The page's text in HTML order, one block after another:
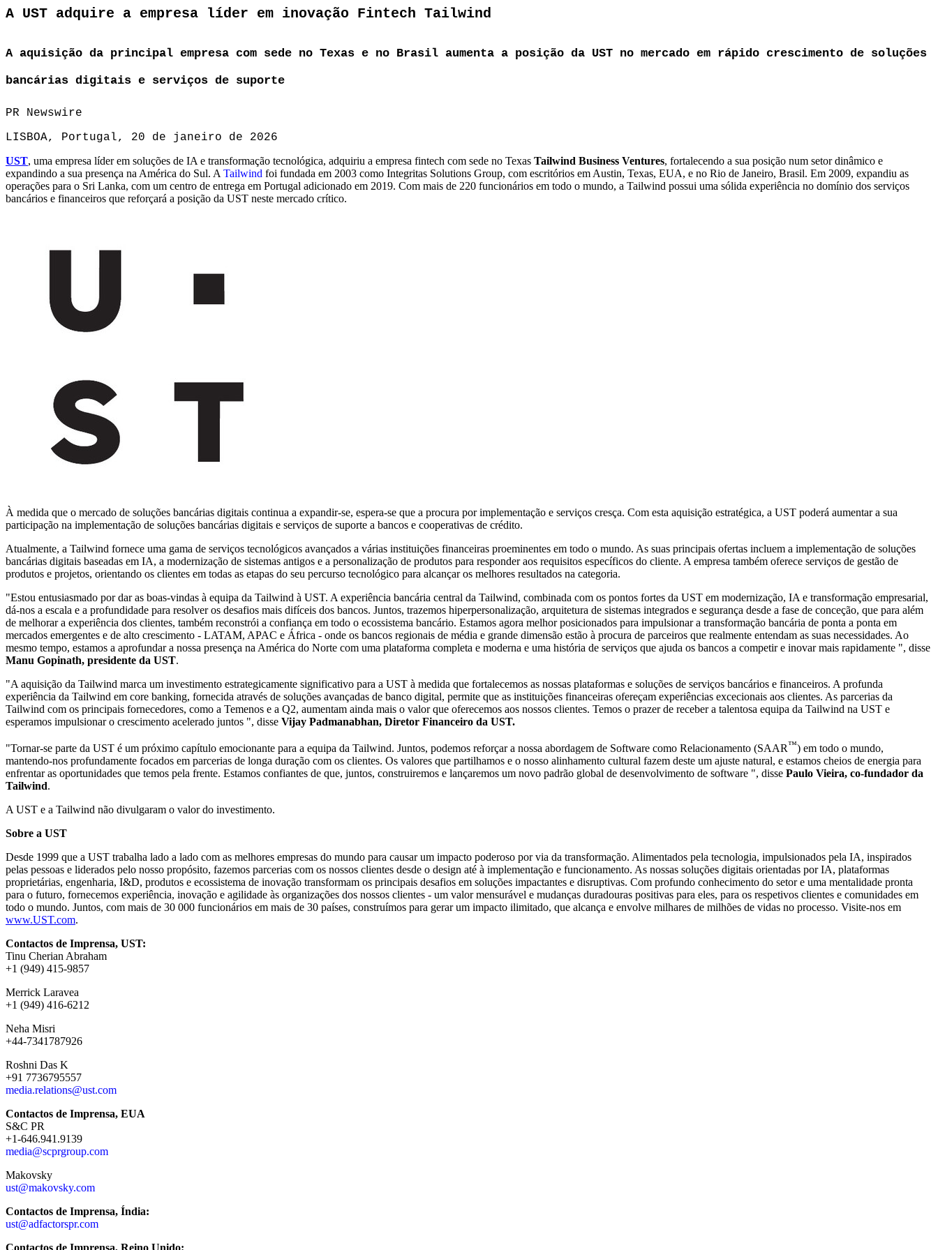
A UST adquire a empresa líder em inovação Fintech Tailwind
A aquisição da principal empresa com sede no Texas e no Brasil aumenta a posição da UST no mercado em rápido crescimento de soluções
bancárias digitais e serviços de suporte
PR Newswire
LISBOA, Portugal, 20 de janeiro de 2026
UST, uma empresa líder em soluções de IA e transformação tecnológica, adquiriu a empresa fintech com sede no Texas Tailwind Business Ventures, fortalecendo a sua posição num setor dinâmico e
expandindo a sua presença na América do Sul. A Tailwind foi fundada em 2003 como Integritas Solutions Group, com escritórios em Austin, Texas, EUA, e no Rio de Janeiro, Brasil. Em 2009, expandiu as
operações para o Sri Lanka, com um centro de entrega em Portugal adicionado em 2019. Com mais de 220 funcionários em todo o mundo, a Tailwind possui uma sólida experiência no domínio dos serviços
bancários e financeiros que reforçará a posição da UST neste mercado crítico.
À medida que o mercado de soluções bancárias digitais continua a expandir-se, espera-se que a procura por implementação e serviços cresça. Com esta aquisição estratégica, a UST poderá aumentar a sua
participação na implementação de soluções bancárias digitais e serviços de suporte a bancos e cooperativas de crédito.
Atualmente, a Tailwind fornece uma gama de serviços tecnológicos avançados a várias instituições financeiras proeminentes em todo o mundo. As suas principais ofertas incluem a implementação de soluções
bancárias digitais baseadas em IA, a modernização de sistemas antigos e a personalização de produtos para responder aos requisitos específicos do cliente. A empresa também oferece serviços de gestão de
produtos e projetos, orientando os clientes em todas as etapas do seu percurso tecnológico para alcançar os melhores resultados na categoria.
"Estou entusiasmado por dar as boas-vindas à equipa da Tailwind à UST. A experiência bancária central da Tailwind, combinada com os pontos fortes da UST em modernização, IA e transformação empresarial,
dá-nos a escala e a profundidade para resolver os desafios mais difíceis dos bancos. Juntos, trazemos hiperpersonalização, arquitetura de sistemas integrados e segurança desde a fase de conceção, que para além
de melhorar a experiência dos clientes, também reconstrói a confiança em todo o ecossistema bancário. Estamos agora melhor posicionados para impulsionar a transformação bancária de ponta a ponta em
mercados emergentes e de alto crescimento - LATAM, APAC e África - onde os bancos regionais de média e grande dimensão estão à procura de parceiros que realmente entendam as suas necessidades. Ao
mesmo tempo, estamos a aprofundar a nossa presença na América do Norte com uma plataforma completa e moderna e uma história de serviços que ajuda os bancos a competir e inovar mais rapidamente ", disse
Manu Gopinath, presidente da UST.
"A aquisição da Tailwind marca um investimento estrategicamente significativo para a UST à medida que fortalecemos as nossas plataformas e soluções de serviços bancários e financeiros. A profunda
experiência da Tailwind em core banking, fornecida através de soluções avançadas de banco digital, permite que as instituições financeiras ofereçam experiências excecionais aos clientes. As parcerias da
Tailwind com os principais fornecedores, como a Temenos e a Q2, aumentam ainda mais o valor que oferecemos aos nossos clientes. Temos o prazer de receber a talentosa equipa da Tailwind na UST e
esperamos impulsionar o crescimento acelerado juntos ", disse Vijay Padmanabhan, Diretor Financeiro da UST.
"Tornar-se parte da UST é um próximo capítulo emocionante para a equipa da Tailwind. Juntos, podemos reforçar a nossa abordagem de Software como Relacionamento (SAAR™) em todo o mundo,
mantendo-nos profundamente focados em parcerias de longa duração com os clientes. Os valores que partilhamos e o nosso alinhamento cultural fazem deste um ajuste natural, e estamos cheios de energia para
enfrentar as oportunidades que temos pela frente. Estamos confiantes de que, juntos, construiremos e lançaremos um novo padrão global de desenvolvimento de software ", disse Paulo Vieira, co-fundador da
Tailwind.
A UST e a Tailwind não divulgaram o valor do investimento.
Sobre a UST
Desde 1999 que a UST trabalha lado a lado com as melhores empresas do mundo para causar um impacto poderoso por via da transformação. Alimentados pela tecnologia, impulsionados pela IA, inspirados
pelas pessoas e liderados pelo nosso propósito, fazemos parcerias com os nossos clientes desde o design até à implementação e funcionamento. As nossas soluções digitais orientadas por IA, plataformas
proprietárias, engenharia, I&D, produtos e ecossistema de inovação transformam os principais desafios em soluções impactantes e disruptivas. Com profundo conhecimento do setor e uma mentalidade pronta
para o futuro, fornecemos experiência, inovação e agilidade às organizações dos nossos clientes - um valor mensurável e mudanças duradouras positivas para eles, para os respetivos clientes e comunidades em
todo o mundo. Juntos, com mais de 30 000 funcionários em mais de 30 países, construímos para gerar um impacto ilimitado, que alcança e envolve milhares de milhões de vidas no processo. Visite-nos em
www.UST.com.
Contactos de Imprensa, UST:
Tinu Cherian Abraham
+1 (949) 415-9857
Merrick Laravea
+1 (949) 416-6212
Neha Misri
+44-7341787926
Roshni Das K
+91 7736795557
media.relations@ust.com
Contactos de Imprensa, EUA
S&C PR
+1-646.941.9139
media@scprgroup.com
Makovsky
ust@makovsky.com
Contactos de Imprensa, Índia:
ust@adfactorspr.com